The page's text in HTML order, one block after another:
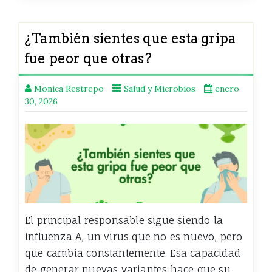
¿También sientes que esta gripa
fue peor que otras?
Monica Restrepo Salud y Microbios
enero
30, 2026
El principal responsable sigue siendo la
influenza A, un virus que no es nuevo, pero
que cambia constantemente. Esa capacidad
de generar nuevas variantes hace que su